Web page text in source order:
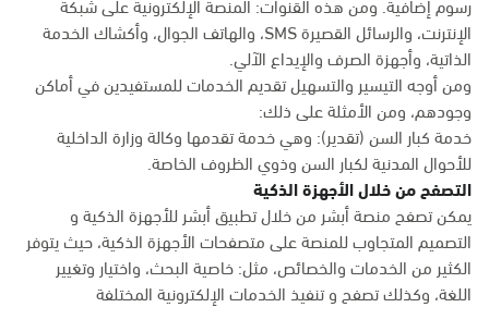
الإنترنت، والرسائل القصيرة SMS، والهاتف الجوال، وأكشاك الخدمة
الذاتية، وأجهزة الصرف والإيداع الآلي.
ومن أوجه التيسير والتسهيل تقديم الخدمات للمستفيدين في أماكن
وجودهم، ومن الأمثلة على ذلك:
خدمة كبار السن (تقدير): وهي خدمة تقدمها وكالة وزارة الداخلية
للأحوال المدنية لكبار السن وذوي الظروف الخاصة.
التصفح من خلال الأجهزة الذكية
يمكن تصفح منصة أبشر من خلال تطبيق أبشر للأجهزة الذكية و
التصميم المتجاوب للمنصة على متصفحات الأجهزة الذكية، حيث يتوفر
الكثير من الخدمات والخصائص، مثل: خاصية البحث، واختيار وتغيير
اللغة، وكذلك تصفح و تنفيذ الخدمات الإلكترونية المختلفة